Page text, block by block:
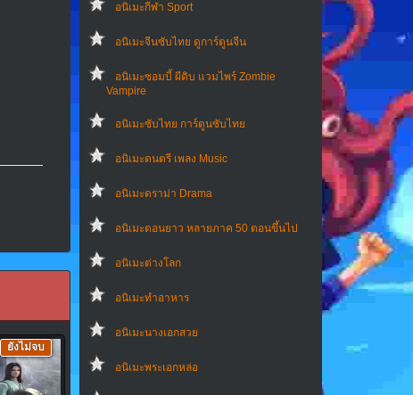
อนิเมะกีฬา Sport
อนิเมะจีนซับไทย ดูการ์ตูนจีน
อนิเมะซอมบี้ ผีดิบ แวมไพร์ Zombie
Vampire
อนิเมะซับไทย การ์ตูนซับไทย
อนิเมะดนตรี เพลง Music
อนิเมะดราม่า Drama
อนิเมะตอนยาว หลายภาค 50 ตอนขึ้นไป
อนิเมะต่างโลก
อนิเมะทําอาหาร
อนิเมะนางเอกสวย
อนิเมะพระเอกหล่อ
ยังไม่จบ